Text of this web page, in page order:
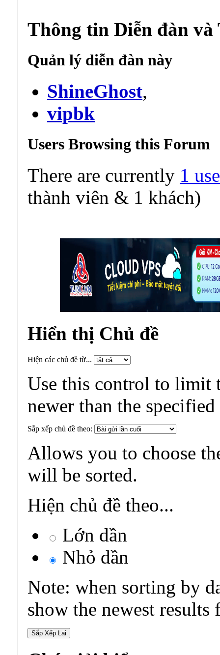
Thông tin Diễn đàn và
Quản lý diễn đàn này
ShineGhost,
vipbk
Users Browsing this Forum
There are currently 1
thành viên & 1 khách)
Hiển thị Chủ đề
Hiện các chủ đề từ...
Use this control to limit
newer than the
Sắp xếp chủ đề theo:
Allows you to choose
will be sorted.
Hiện chủ đề theo...
Lớn dần
Nhỏ dần
Note: when sorting by
show the newest results